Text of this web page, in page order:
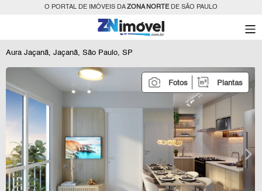
O PORTAL DE IMÓVEIS DAZONA NORTEDE SÃO PAULO
Aura Jaçanã, Jaçanã, São Paulo, SP
Fotos Plantas